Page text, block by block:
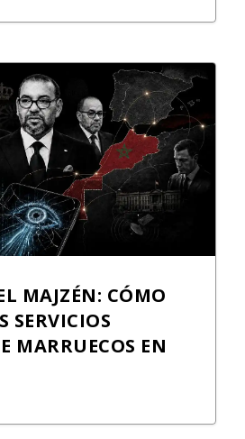
MAJZÉN: CÓMO
SERVICIOS
MARRUECOS EN